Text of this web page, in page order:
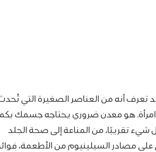
تعرف أنه من العناصر الصغيرة التي
امرأة. هو معدن ضروري يحتاجه جسمك
شيء تقريبًا، من المناعة إلى صحة الجلد
مصادر السيلينيوم من الأطعمة،